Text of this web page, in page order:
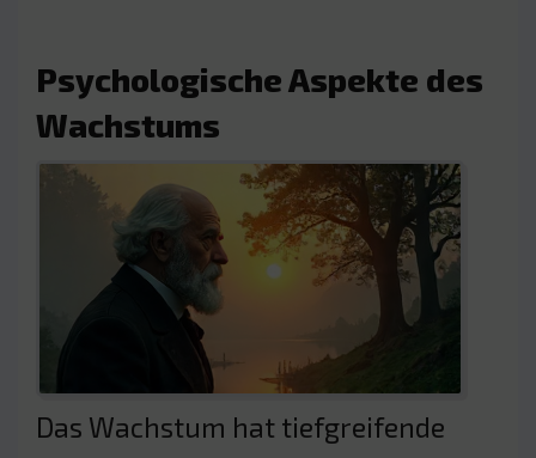
Psychologische Aspekte des
Wachstums
Das Wachstum hat tiefgreifende